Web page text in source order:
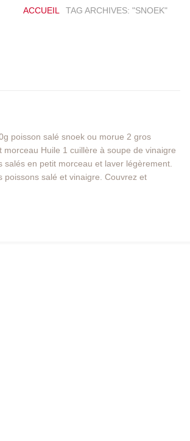
ACCUEIL TAG ARCHIVES: "SNOEK"
poisson salé snoek ou morue 2 gros
Huile 1 cuillère à soupe de vinaigre
en petit morceau et laver légèrement.
poissons salé et vinaigre. Couvrez et